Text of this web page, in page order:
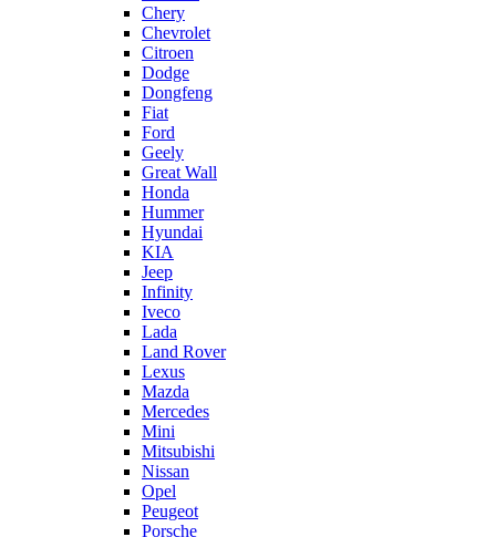
Chery
Chevrolet
Citroen
Dodge
Dongfeng
Fiat
Ford
Geely
Great Wall
Honda
Hummer
Hyundai
KIA
Jeep
Infinity
Iveco
Lada
Land Rover
Lexus
Mazda
Mercedes
Mini
Mitsubishi
Nissan
Opel
Peugeot
Porsche